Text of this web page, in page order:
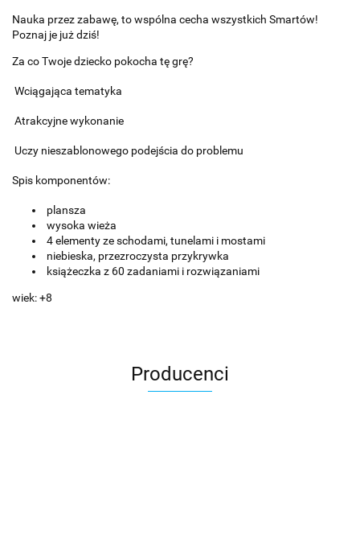
Nauka przez zabawę, to wspólna cecha wszystkich Smartów!
Poznaj je już dziś!
Za co Twoje dziecko pokocha tę grę?
Wciągająca tematyka
Atrakcyjne wykonanie
Uczy nieszablonowego podejścia do problemu
Spis komponentów:
plansza
wysoka wieża
4 elementy ze schodami, tunelami i mostami
niebieska, przezroczysta przykrywka
książeczka z 60 zadaniami i rozwiązaniami
wiek: +8
Producenci